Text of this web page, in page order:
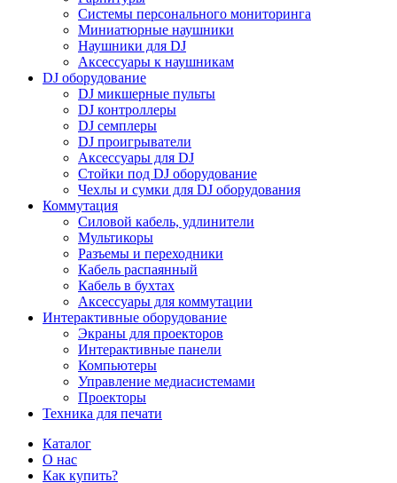
Системы персонального мониторинга
Миниатюрные наушники
Наушники для DJ
Аксессуары к наушникам
DJ оборудование
DJ микшерные пульты
DJ контроллеры
DJ семплеры
DJ проигрыватели
Аксессуары для DJ
Стойки под DJ оборудование
Чехлы и сумки для DJ оборудования
Коммутация
Силовой кабель, удлинители
Мультикоры
Разъемы и переходники
Кабель распаянный
Кабель в бухтах
Аксессуары для коммутации
Интерактивные оборудование
Экраны для проекторов
Интерактивные панели
Компьютеры
Управление медиасистемами
Проекторы
Техника для печати
Каталог
О нас
Как купить?